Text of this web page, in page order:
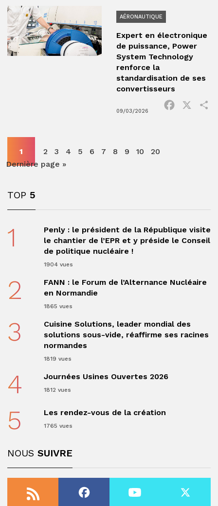
AÉRONAUTIQUE
Expert en électronique
de puissance, Power
System Technology
renforce la
standardisation de ses
convertisseurs
09/03/2026
Facebook
1 2 3 4 5 6 7 8 9 10
20
Dernière page »
TOP 5
1
Penly : le président de la République visite
le chantier de l’EPR et y préside le Conseil
de politique nucléaire !
1904 vues
2
FANN : le Forum de l’Alternance Nucléaire
en Normandie
1865 vues
3
Cuisine Solutions, leader mondial des
solutions sous-vide, réaffirme ses racines
normandes
1819 vues
4 Journées Usines Ouvertes 2026
1812 vues
5 Les rendez-vous de la création
1765 vues
NOUS SUIVRE